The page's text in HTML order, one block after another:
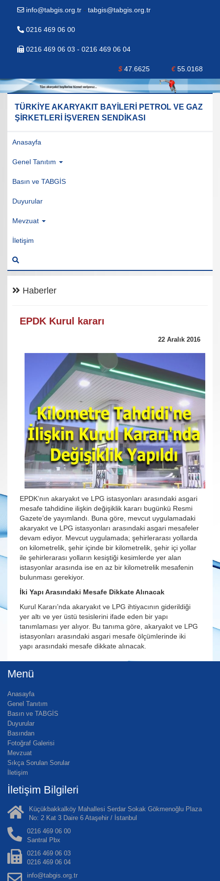
info@tabgis.org.tr - tabgis@tabgis.org.tr
0216 469 06 00
0216 469 06 03 - 0216 469 06 04
$ 47.6625 €55.0168
TÜRKİYE AKARYAKIT BAYİLERİ PETROL VE GAZ
ŞİRKETLERİ İŞVEREN SENDİKASI
Anasayfa
Genel Tanıtım
Basın ve TABGİS
Duyurular
Mevzuat
İletişim
Haberler
EPDK Kurul kararı
22 Aralık 2016
EPDK’nın akaryakıt ve LPG istasyonları arasındaki asgari
mesafe tahdidine ilişkin değişiklik kararı bugünkü Resmi
Gazete’de yayımlandı. Buna göre, mevcut uygulamadaki
akaryakıt ve LPG istasyonları arasındaki asgari mesafeler
devam ediyor. Mevcut uygulamada; şehirlerarası yollarda
on kilometrelik, şehir içinde bir kilometrelik, şehir içi yollar
ile şehirlerarası yolların kesiştiği kesimlerde yer alan
istasyonlar arasında ise en az bir kilometrelik mesafenin
bulunması gerekiyor.
İki Yapı Arasındaki Mesafe Dikkate Alınacak
Kurul Kararı’nda akaryakıt ve LPG ihtiyacının giderildiği
yer altı ve yer üstü tesislerini ifade eden bir yapı
tanımlaması yer alıyor. Bu tanıma göre, akaryakıt ve LPG
istasyonları arasındaki asgari mesafe ölçümlerinde iki
yapı arasındaki mesafe dikkate alınacak.
Menü
Anasayfa
Genel Tanıtım
Basın ve TABGİS
Duyurular
Basından
Fotoğraf Galerisi
Mevzuat
Sıkça Sorulan Sorular
İletişim
İletişim Bilgileri
Küçükbakkalköy Mahallesi Serdar Sokak Gökmenoğlu Plaza
No: 2 Kat 3 Daire 6 Ataşehir / İstanbul
0216 469 06 00
Santral Pbx
0216 469 06 03
0216 469 06 04
info@tabgis.org.tr